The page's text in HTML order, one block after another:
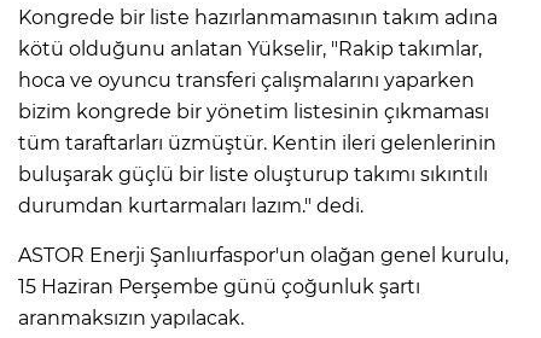
Kongrede bir liste hazırlanmamasının takım adına
kötü olduğunu anlatan Yükselir, "Rakip takımlar,
hoca ve oyuncu transferi çalışmalarını yaparken
bizim kongrede bir yönetim listesinin çıkmaması
tüm taraftarları üzmüştür. Kentin ileri gelenlerinin
buluşarak güçlü bir liste oluşturup takımı sıkıntılı
durumdan kurtarmaları lazım." dedi.
ASTOR Enerji Şanlıurfaspor'un olağan genel kurulu,
15 Haziran Perşembe günü çoğunluk şartı
aranmaksızın yapılacak.